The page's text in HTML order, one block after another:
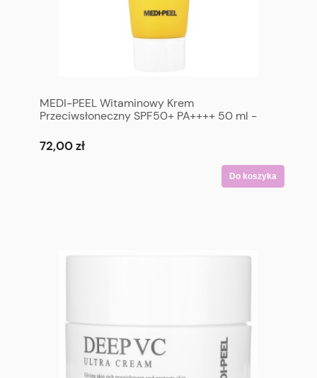
MEDI-PEEL Witaminowy Krem
Przeciwsłoneczny SPF50+ PA++++ 50 ml -
SPF50+ PA++++ 50 ml
72,00 zł
Do koszyka